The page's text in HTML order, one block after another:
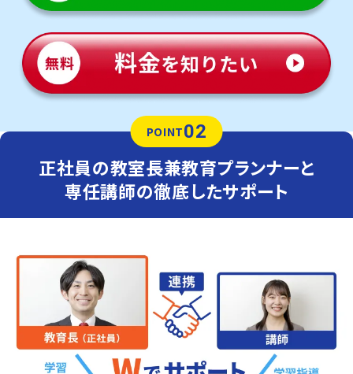
POINT02
正社員の教室長兼教育プランナーと
専任講師の徹底したサポート